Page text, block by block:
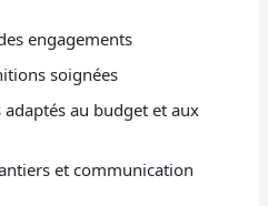
engagements
soignées
au budget et aux
et communication